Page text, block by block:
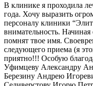
В клинике я проходила
года. Хочу выразить
персоналу клиники
внимательность. Начиная
помнят твое имя.
следующего приема (я
приятно!!! Особую
Уфимцеву Александру
Березину Андрею